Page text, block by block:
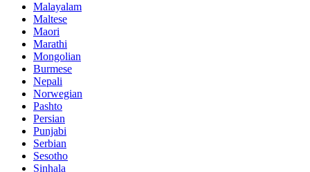
Malayalam
Maltese
Maori
Marathi
Mongolian
Burmese
Nepali
Norwegian
Pashto
Persian
Punjabi
Serbian
Sesotho
Sinhala